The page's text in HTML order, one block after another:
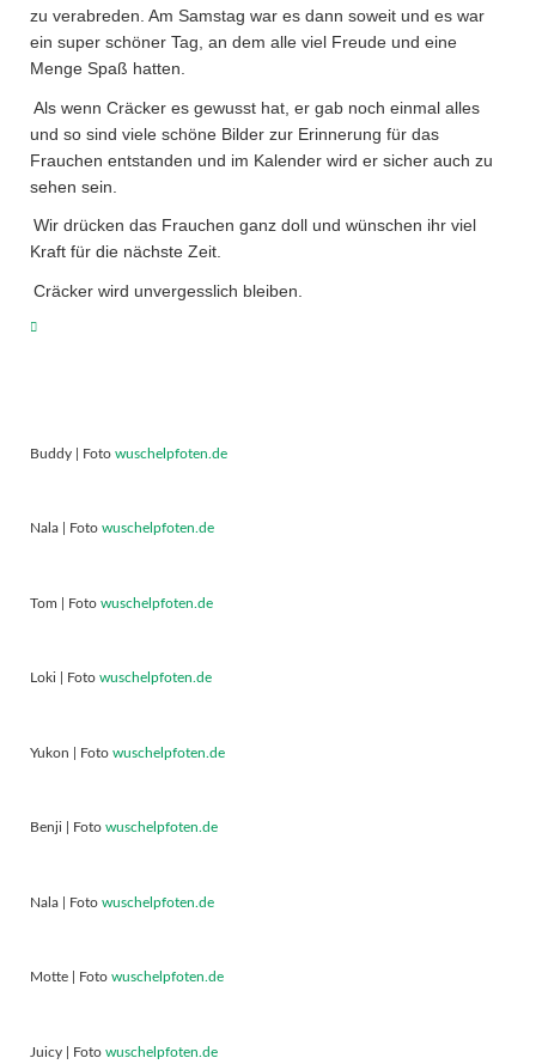
zu verabreden. Am Samstag war es dann soweit und es war
ein super schöner Tag, an dem alle viel Freude und eine
Menge Spaß hatten.
Als wenn Cräcker es gewusst hat, er gab noch einmal alles
und so sind viele schöne Bilder zur Erinnerung für das
Frauchen entstanden und im Kalender wird er sicher auch zu
sehen sein.
Wir drücken das Frauchen ganz doll und wünschen ihr viel
Kraft für die nächste Zeit.
Cräcker wird unvergesslich bleiben.
Buddy | Foto wuschelpfoten.de
Nala | Foto wuschelpfoten.de
Tom | Foto wuschelpfoten.de
Loki | Foto wuschelpfoten.de
Yukon | Foto wuschelpfoten.de
Benji | Foto wuschelpfoten.de
Nala | Foto wuschelpfoten.de
Motte | Foto wuschelpfoten.de
Juicy | Foto wuschelpfoten.de